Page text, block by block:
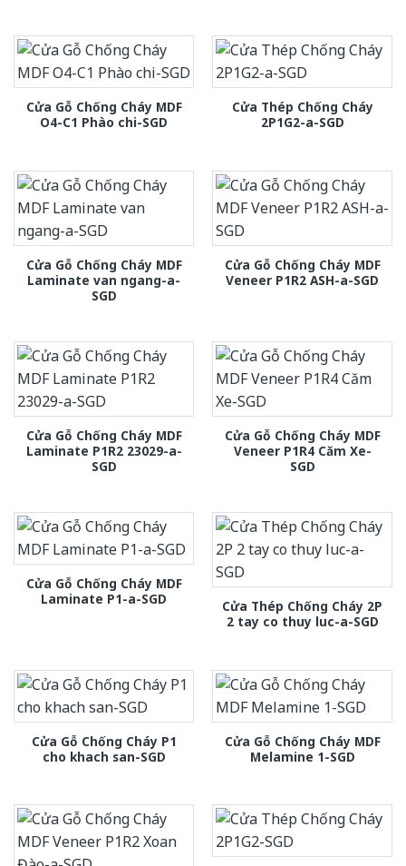
Cửa Gỗ Chống Cháy MDF
O4-C1 Phào chi-SGD
Cửa Thép Chống Cháy
2P1G2-a-SGD
Cửa Gỗ Chống Cháy MDF
Laminate van ngang-a-
SGD
Cửa Gỗ Chống Cháy MDF
Veneer P1R2 ASH-a-SGD
Cửa Gỗ Chống Cháy MDF
Laminate P1R2 23029-a-
SGD
Cửa Gỗ Chống Cháy MDF
Veneer P1R4 Căm Xe-
SGD
Cửa Gỗ Chống Cháy MDF
Laminate P1-a-SGD
Cửa Thép Chống Cháy 2P
2 tay co thuy luc-a-SGD
Cửa Gỗ Chống Cháy P1
cho khach san-SGD
Cửa Gỗ Chống Cháy MDF
Melamine 1-SGD